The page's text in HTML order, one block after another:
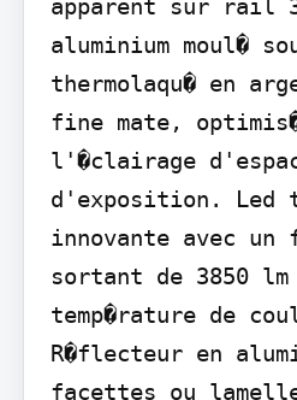
apparent sur rail
aluminium moul�
thermolaqu� en
fine mate,
l'�clairage
d'exposition. Led
innovante avec un
sortant de 3850 lm
temp�rature de
R�flecteur en
facettes ou